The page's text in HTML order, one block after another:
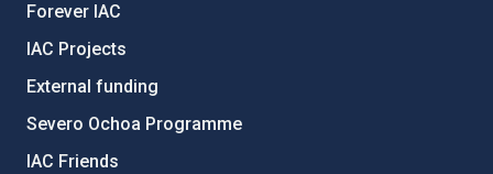
Forever IAC
IAC Projects
External funding
Severo Ochoa Programme
IAC Friends